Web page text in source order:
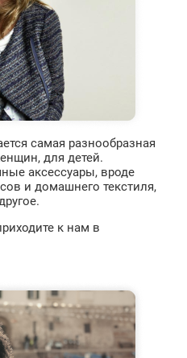
самая разнообразная
для детей.
аксессуары, вроде
и домашнего текстиля,
к нам в